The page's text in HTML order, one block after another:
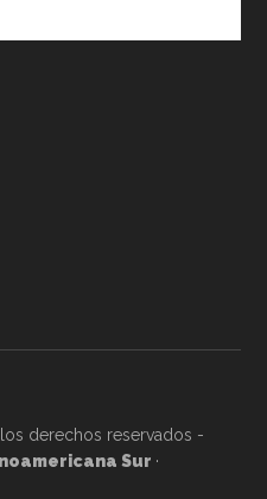
derechos reservados -
Sur ·